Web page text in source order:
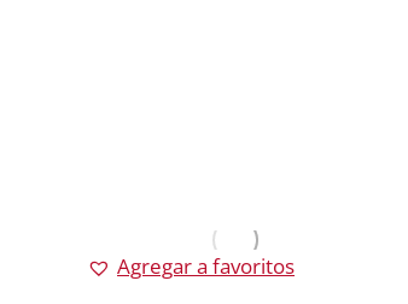
Agregar a favoritos